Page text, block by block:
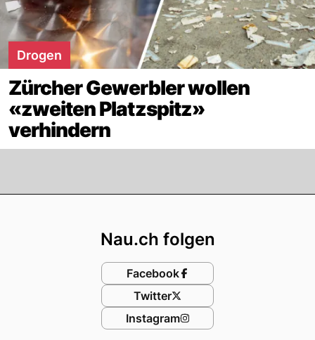
Drogen
Zürcher Gewerbler wollen
«zweiten Platzspitz»
verhindern
Nau.ch folgen
Facebook
Twitter
Instagram